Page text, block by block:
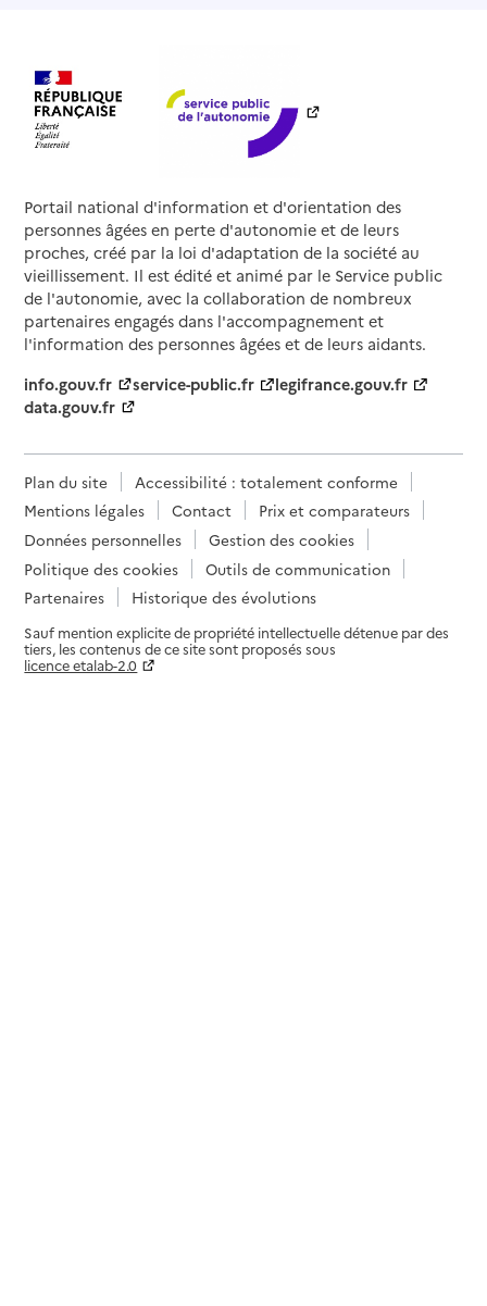
Portail national d'information et d'orientation des
personnes âgées en perte d'autonomie et de leurs
proches, créé par la loi d'adaptation de la société au
vieillissement. Il est édité et animé par le Service public
de l'autonomie, avec la collaboration de nombreux
partenaires engagés dans l'accompagnement et
l'information des personnes âgées et de leurs aidants.
info.gouv.fr
service-public.fr
legifrance.gouv.fr
data.gouv.fr
Plan du site
Accessibilité : totalement conforme
Mentions légales
Contact
Prix et comparateurs
Données personnelles
Gestion des cookies
Politique des cookies
Outils de communication
Partenaires
Historique des évolutions
Sauf mention explicite de propriété intellectuelle détenue par des
tiers, les contenus de ce site sont proposés sous
licence etalab-2.0